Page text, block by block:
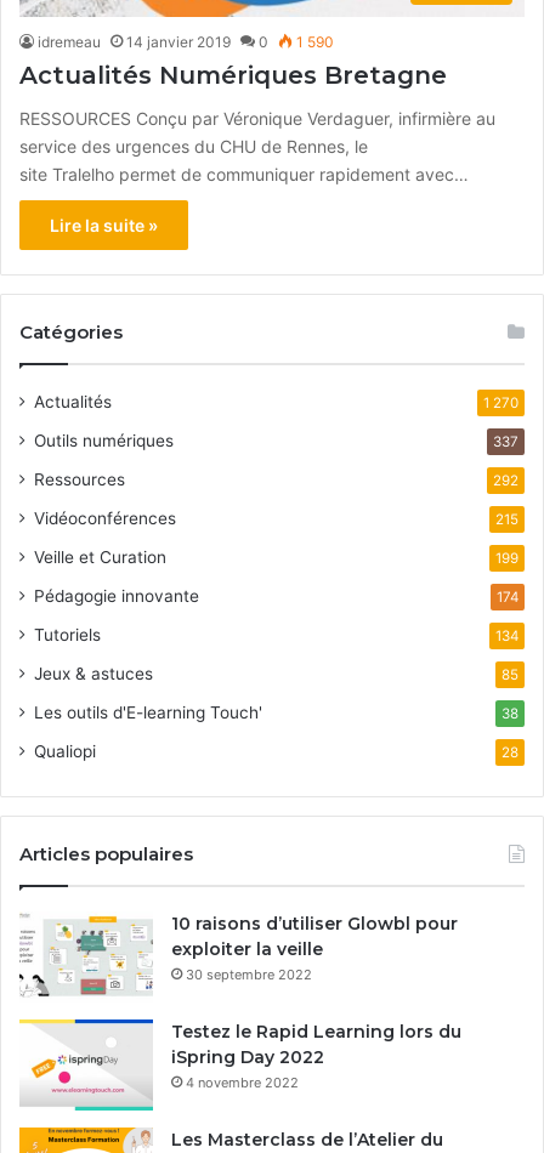
idremeau 14 janvier 2019 0 1 590
Actualités Numériques Bretagne
RESSOURCES Conçu par Véronique Verdaguer, infirmière au
service des urgences du CHU de Rennes, le
site Tralelho permet de communiquer rapidement avec…
Lire la suite »
Catégories
Actualités 1 270
Outils numériques 337
Ressources 292
Vidéoconférences 215
Veille et Curation 199
Pédagogie innovante 174
Tutoriels 134
Jeux & astuces 85
Les outils d'E-learning Touch' 38
Qualiopi 28
Articles populaires
10 raisons d’utiliser Glowbl pour
exploiter la veille
30 septembre 2022
Testez le Rapid Learning lors du
iSpring Day 2022
4 novembre 2022
Les Masterclass de l’Atelier du